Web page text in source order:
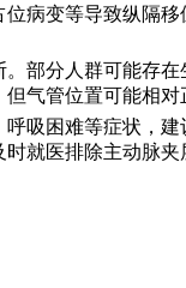
病变等导致纵隔
部分人群可能存
气管位置可能相
吸困难等症状，
就医排除主动脉夹